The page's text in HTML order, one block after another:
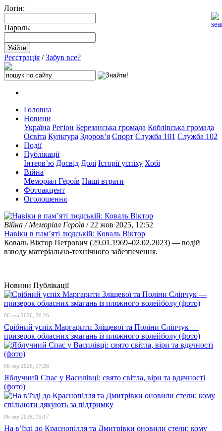
Лоґін:
Пароль:
Реєстрація /Забув все?
Головна
Новини
Україна Регіон Березанська громада Коблівська громада
Освіта Культура Здоров’я Спорт Служба 101 Служба 102
Події
Публікації
Інтерв’ю Досвід Долі Історії успіху Хобі
Війна
Меморіал Героїв Наші втрати
Фотоакцент
Оголошення
Війна / Меморіал Героїв / 22 жов 2025, 12:52
Навіки в пам’яті людській: Коваль Віктор
Коваль Віктор Петрович (29.01.1969–02.02.2023) — водій
взводу матеріально-технічного забезпечення.
Новини Публікації
06 сер 2026, 20:26
Срібний успіх Маргарити Зліщевої та Поліни Сліпчук —
призерок обласних змагань із пляжного волейболу (фото)
06 сер 2026, 17:26
Яблучний Спас у Василівці: свято світла, віри та вдячності
(фото)
06 сер 2026, 15:17
На в’їзді до Краснопілля та Дмитрівки оновили стели: кому